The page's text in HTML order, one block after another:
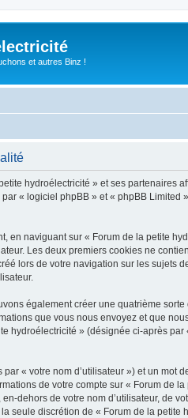
et autres Binz !
hydroélectricité » et ses partenaires
« logiciel phpBB » et « phpBB
en naviguant sur « Forum de la petite
Les deux premiers cookies ne
lors de votre navigation sur les sujets
également créer une quatrième
que vous nous envoyez et que
hydroélectricité » (désignée ci-après
« votre nom d’utilisateur ») et un
de votre compte sur « Forum de
dehors de votre nom d’utilisateur, de
seule discrétion de « Forum de la